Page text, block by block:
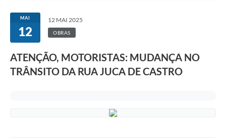
SECRETARIA E DEPARTAMENTOS
Planos Municipais
Transparência
MAI
12
12 MAI 2025
OBRAS
ATENÇÃO, MOTORISTAS: MUDANÇA NO
TRÂNSITO DA RUA JUCA DE CASTRO